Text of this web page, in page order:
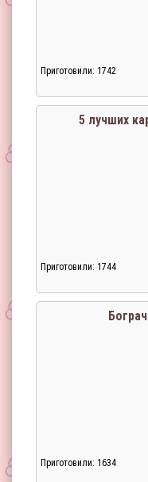
Приготовили: 1742
5 лучших
Приготовили: 1744
Приготовили: 1634